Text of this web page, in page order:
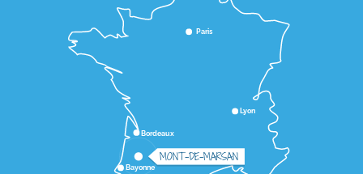
Lyon
Bordeaux
Paris
Bayonne
MONT-DE-MARSAN